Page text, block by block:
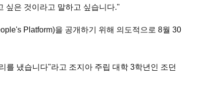
싶은 것이라고 말하고 싶습니다."
Platform)을 공개하기 위해 의도적으로 8월 30
를 냈습니다"라고 조지아 주립 대학 3학년인 조던